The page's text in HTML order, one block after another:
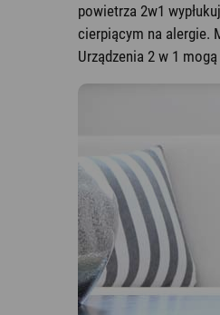
powietrza 2w1
cierpiącym na alergie.
Urządzenia 2 w 1